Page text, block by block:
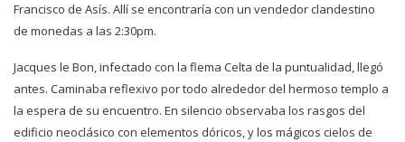
Francisco de Asís. Allí se encontraría con un vendedor clandestino
de monedas a las 2:30pm.
Jacques le Bon, infectado con la flema Celta de la puntualidad, llegó
antes. Caminaba reflexivo por todo alrededor del hermoso templo a
la espera de su encuentro. En silencio observaba los rasgos del
edificio neoclásico con elementos dóricos, y los mágicos cielos de